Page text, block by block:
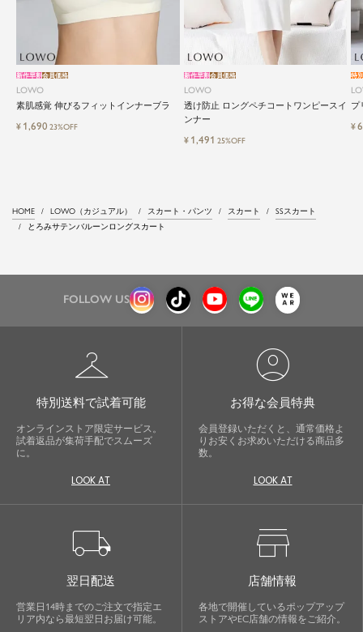
LOWO
素肌感覚 伸びるフィットインナーブラ
新作早割会員価格
¥ 1,690 23%OFF
LOWO
透け防止 ロングペチコートワンピースイ
ンナー
新作早割会員価格
¥ 1,491 25%OFF
プ
特
¥
HOME LOWO（カジュアル） スカート・パンツ スカート
SSスカート
とろみサテンバルーンロングスカート
FOLLOW US
checkroom
特別送料で試着可能
オンラインストア限定サービス。
試着返品が集荷手配でスムーズ
に。
LOOK AT
account_circle
お得な会員特典
会員登録いただくと、通常価格よ
りお安くお求めいただける商品多
数。
LOOK AT
local_shipping
翌日配送
営業日14時までのご注文で指定エ
リア内なら最短翌日お届け可能。
store
店舗情報
各地で開催しているポップアップ
ストアやEC店舗の情報をご紹介。